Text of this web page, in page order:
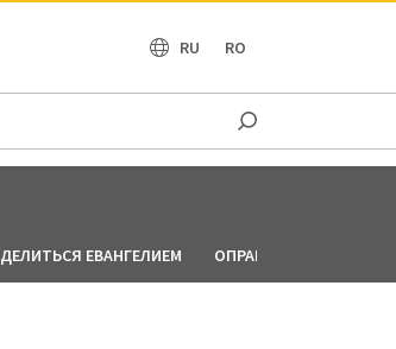
RU RO
ДЕЛИТЬСЯ ЕВАНГЕЛИЕМ ОПРАВДАНИЕ ПО ВЕРЕ